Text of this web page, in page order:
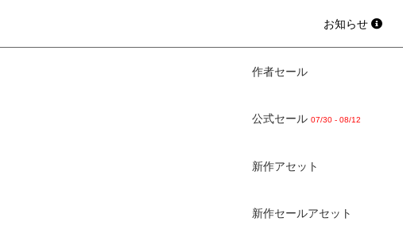
お知らせ
作者セール
公式セール 07/30 - 08/12
新作アセット
新作セールアセット